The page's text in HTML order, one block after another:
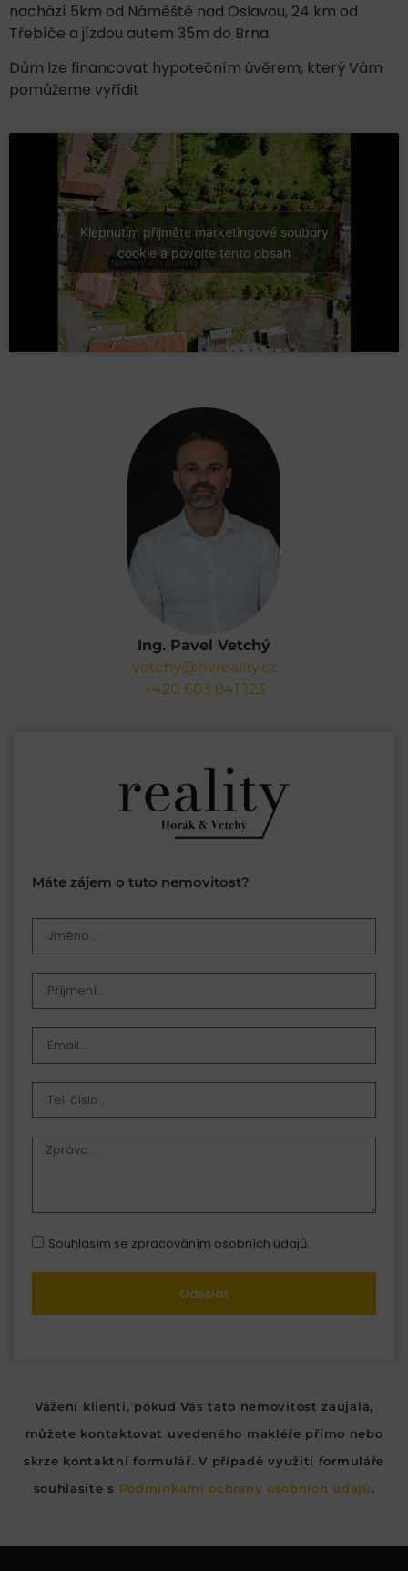
nachází 5km od Náměště nad Oslavou, 24 km od
Třebíče a jízdou autem 35m do Brna.
Dům lze financovat hypotečním úvěrem, který Vám
pomůžeme vyřídit
Klepnutím přijměte marketingové soubory
cookie a povolte tento obsah
Máte zájem o tuto nemovitost?
Souhlasím se zpracováním osobních údajů.
Odeslat
Ing. Pavel Vetchý
vetchy@hvreality.cz
+420 603 841 123
Vážení klienti, pokud Vás tato nemovitost zaujala,
můžete kontaktovat uvedeného makléře přímo nebo
skrze kontaktní formulář. V případě využití formuláře
souhlasíte s Podmínkami ochrany osobních údajů.